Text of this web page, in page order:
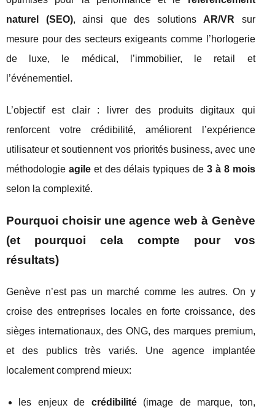
naturel (SEO), ainsi que des solutions AR/VR sur
mesure pour des secteurs exigeants comme l’horlogerie
de luxe, le médical, l’immobilier, le retail et
l’événementiel.
L’objectif est clair : livrer des produits digitaux qui
renforcent votre crédibilité, améliorent l’expérience
utilisateur et soutiennent vos priorités business, avec une
méthodologie agileet des délais typiques de3 à 8 mois
selon la complexité.
Pourquoi choisir une agence web à Genève
(et pourquoi cela compte pour vos
résultats)
Genève n’est pas un marché comme les autres. On y
croise des entreprises locales en forte croissance, des
sièges internationaux, des ONG, des marques premium,
et des publics très variés. Une agence implantée
localement comprend mieux:
les enjeux de crédibilité(image de marque, ton,